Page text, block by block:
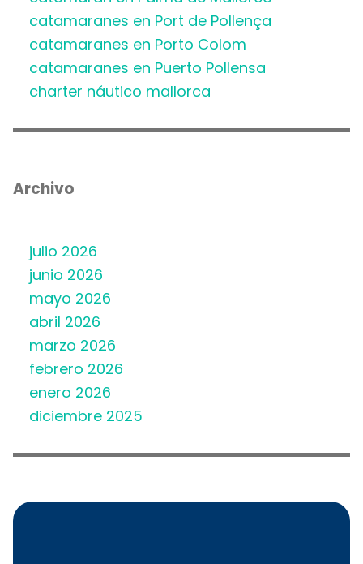
catamaranes en Port de Pollença
catamaranes en Porto Colom
catamaranes en Puerto Pollensa
charter náutico mallorca
Archivo
julio 2026
junio 2026
mayo 2026
abril 2026
marzo 2026
febrero 2026
enero 2026
diciembre 2025